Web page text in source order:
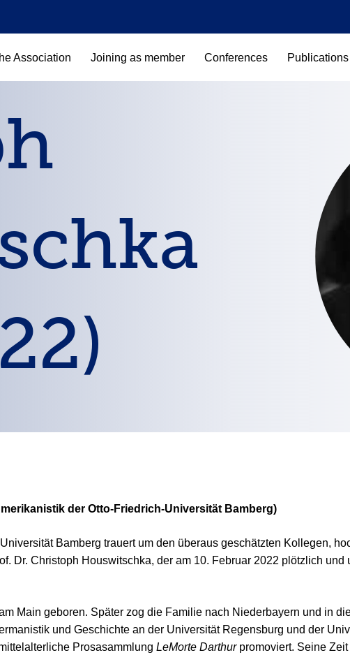
Association Joining as member Conferences Publications
der Otto-Friedrich-Universität Bamberg)
Bamberg trauert um den überaus geschätzten Kollegen,
Dr. Christoph Houswitschka, der am 10. Februar 2022 plötzlich
Main geboren. Später zog die Familie nach Niederbayern und in
und Geschichte an der Universität Regensburg und der
Prosasammlung LeMorte Darthur promoviert. Seine